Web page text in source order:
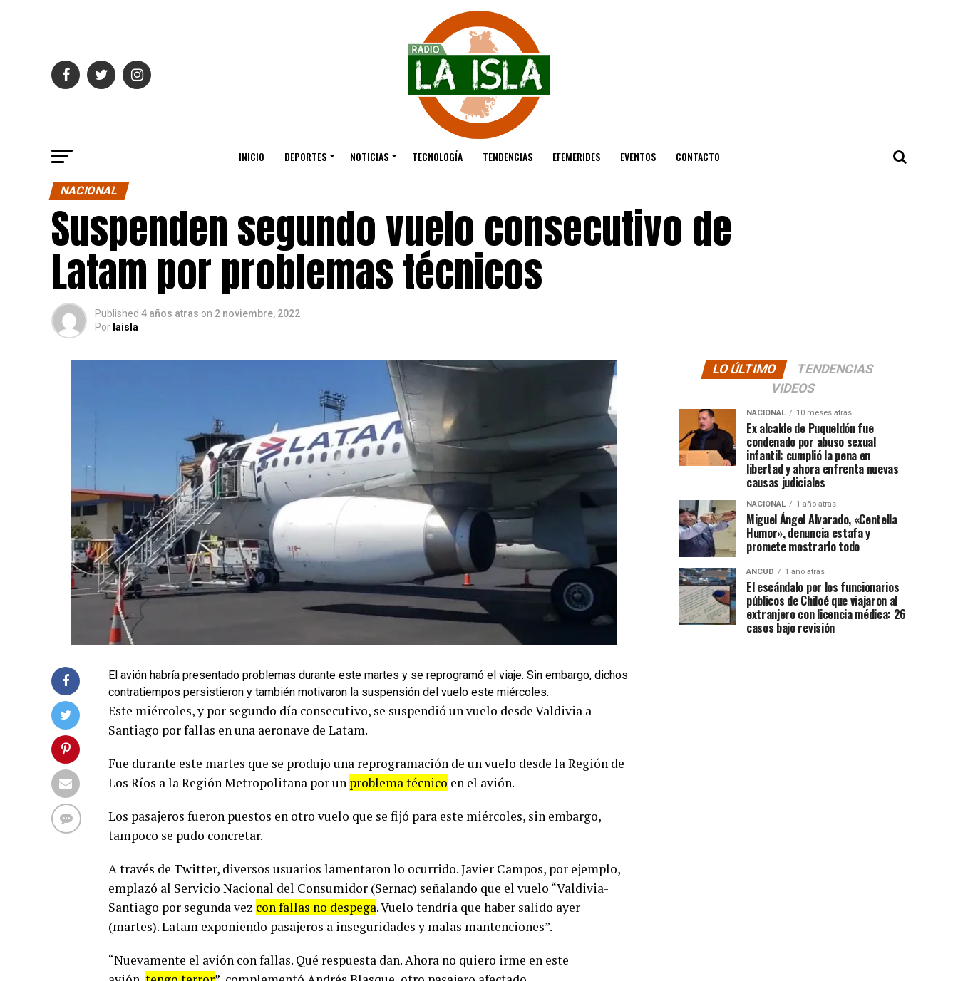
INICIO DEPORTES NOTICIAS TECNOLOGÍA TENDENCIAS EFEMERIDES EVENTOS CONTACTO
NACIONAL
Suspenden segundo vuelo consecutivo de
Latam por problemas técnicos
Published 4 años atras on 2 noviembre, 2022
Por laisla
El avión habría presentado problemas durante este martes y se reprogramó el viaje. Sin embargo, dichos
contratiempos persistieron y también motivaron la suspensión del vuelo este miércoles.
Este miércoles, y por segundo día consecutivo, se suspendió un vuelo desde Valdivia a
Santiago por fallas en una aeronave de Latam.
Fue durante este martes que se produjo una reprogramación de un vuelo desde la Región de
Los Ríos a la Región Metropolitana por un problema técnico en el avión.
Los pasajeros fueron puestos en otro vuelo que se fijó para este miércoles, sin embargo,
tampoco se pudo concretar.
A través de Twitter, diversos usuarios lamentaron lo ocurrido. Javier Campos, por ejemplo,
emplazó al Servicio Nacional del Consumidor (Sernac) señalando que el vuelo “Valdivia-
Santiago por segunda vez con fallas no despega. Vuelo tendría que haber salido ayer
(martes). Latam exponiendo pasajeros a inseguridades y malas mantenciones”.
“Nuevamente el avión con fallas. Qué respuesta dan. Ahora no quiero irme en este
LO ÚLTIMO
TENDENCIAS
VIDEOS
NACIONAL 10 meses atras
Ex alcalde de Puqueldón fue
condenado por abuso sexual
infantil: cumplió la pena en
libertad y ahora enfrenta nuevas
causas judiciales
NACIONAL 1 año atras
Miguel Ángel Alvarado, «Centella
Humor», denuncia estafa y
promete mostrarlo todo
ANCUD 1 año atras
El escándalo por los funcionarios
públicos de Chiloé que viajaron al
extranjero con licencia médica: 26
casos bajo revisión